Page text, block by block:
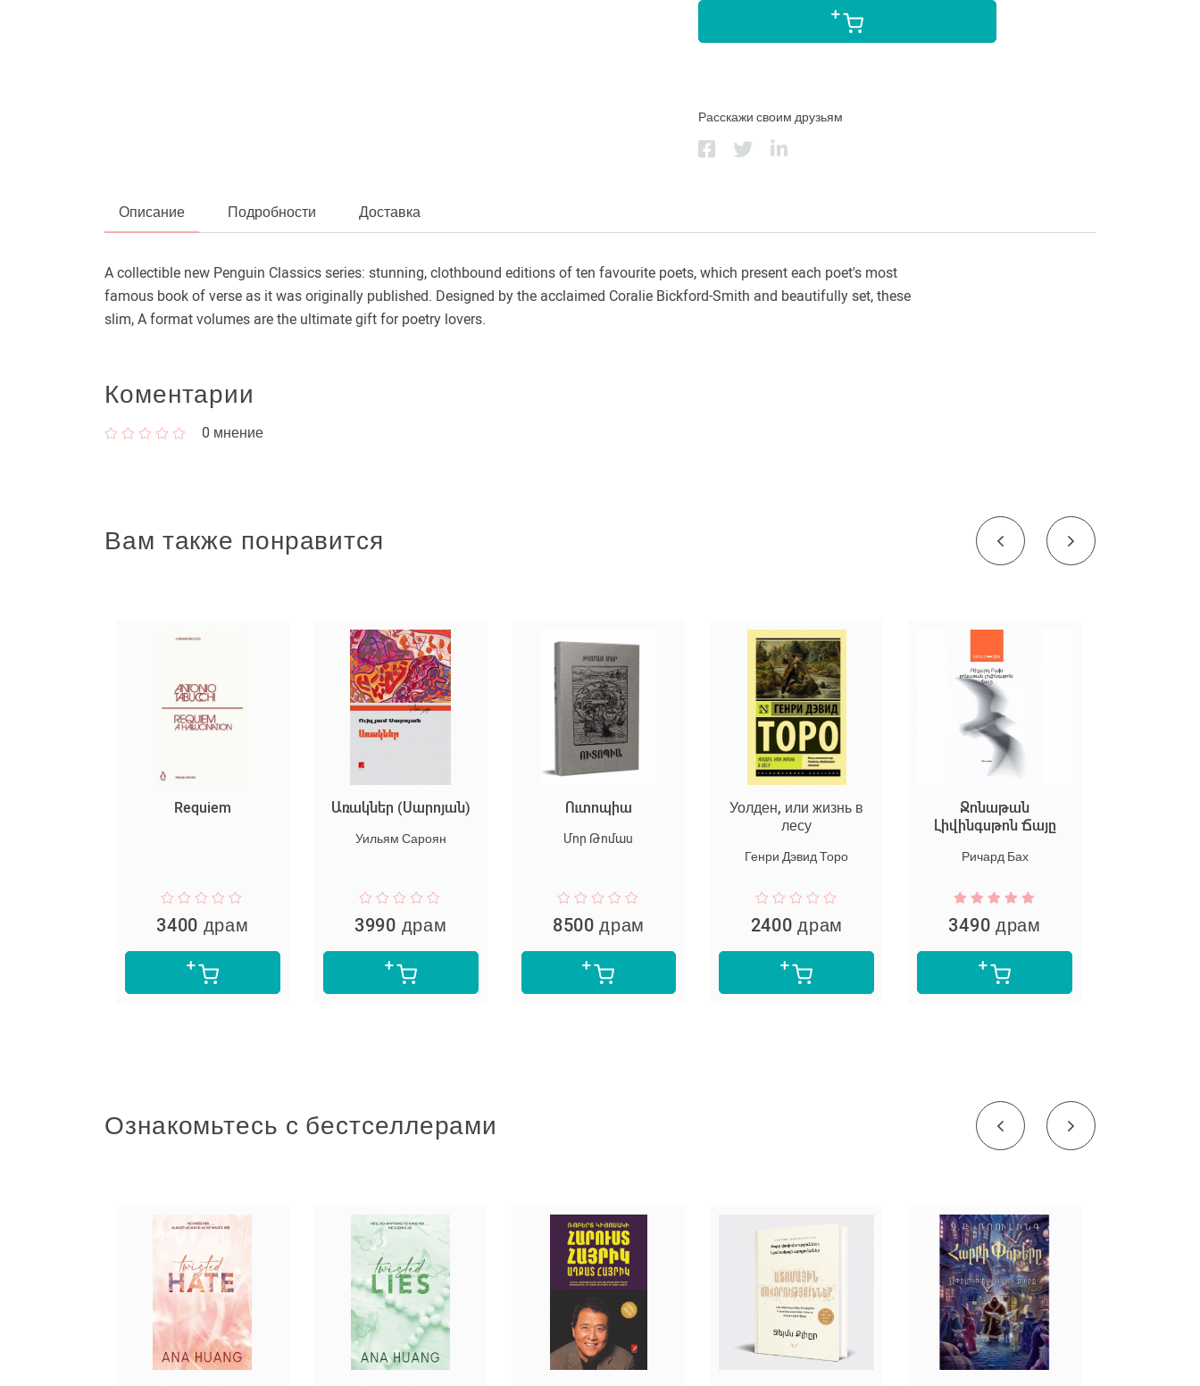
Расскажи своим друзьям
Описание Подробности Доставка
A collectible new Penguin Classics series: stunning, clothbound editions of ten favourite poets, which present each poet's most
famous book of verse as it was originally published. Designed by the acclaimed Coralie Bickford-Smith and beautifully set, these
slim, A format volumes are the ultimate gift for poetry lovers.
Коментарии
0 мнение
Вам также понравится
Requiem
3400 драм
Առակներ (Սարոյան)
Уильям Сароян
3990 драм
Ուտոպիա
Մոր Թոմաս
8500 драм
Уолден, или жизнь в
лесу
Генри Дэвид Торо
2400 драм
Ջոնաթան
Լիվինգսթոն Ճայը
Ричард Бах
3490 драм
Ознакомьтесь с бестселлерами